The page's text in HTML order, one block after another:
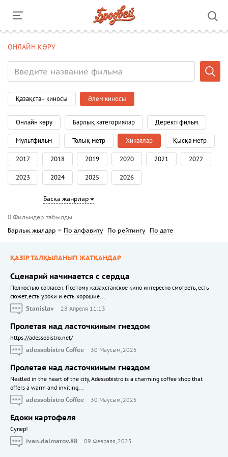
ОНЛАЙН КӨРУ
Қазақстан киносы Әлем киносы
Онлайн көру Барлық категориялар Деректі фильм
Мультфильм Толық метр Хикаялар Қысқа метр
2017 2018 2019 2020 2021 2022
2023 2024 2025 2026
Басқа жанрлар
0 Фильмдер табылды
Барлық жылдар
По алфавиту По рейтингу По дате
ҚАЗІР ТАЛҚЫЛАНЫП ЖАТҚАНДАР
Сценарий начинается с сердца
Полностью согласен. Поэтому казахстанское кино интересно смотреть, есть
сюжет, есть уроки и есть хорошие...
Stanislav
28 Апреля 11:13
Пролетая над ласточкиным гнездом
https://adessobistro.net/
adessobistro Coffee
30 Маусым, 2025
Пролетая над ласточкиным гнездом
Nestled in the heart of the city, Adessobistro is a charming coffee shop that
offers a warm and inviting...
adessobistro Coffee
30 Маусым, 2025
Едоки картофеля
Cупер!
ivan.dalmatov.88
09 Февраля, 2025